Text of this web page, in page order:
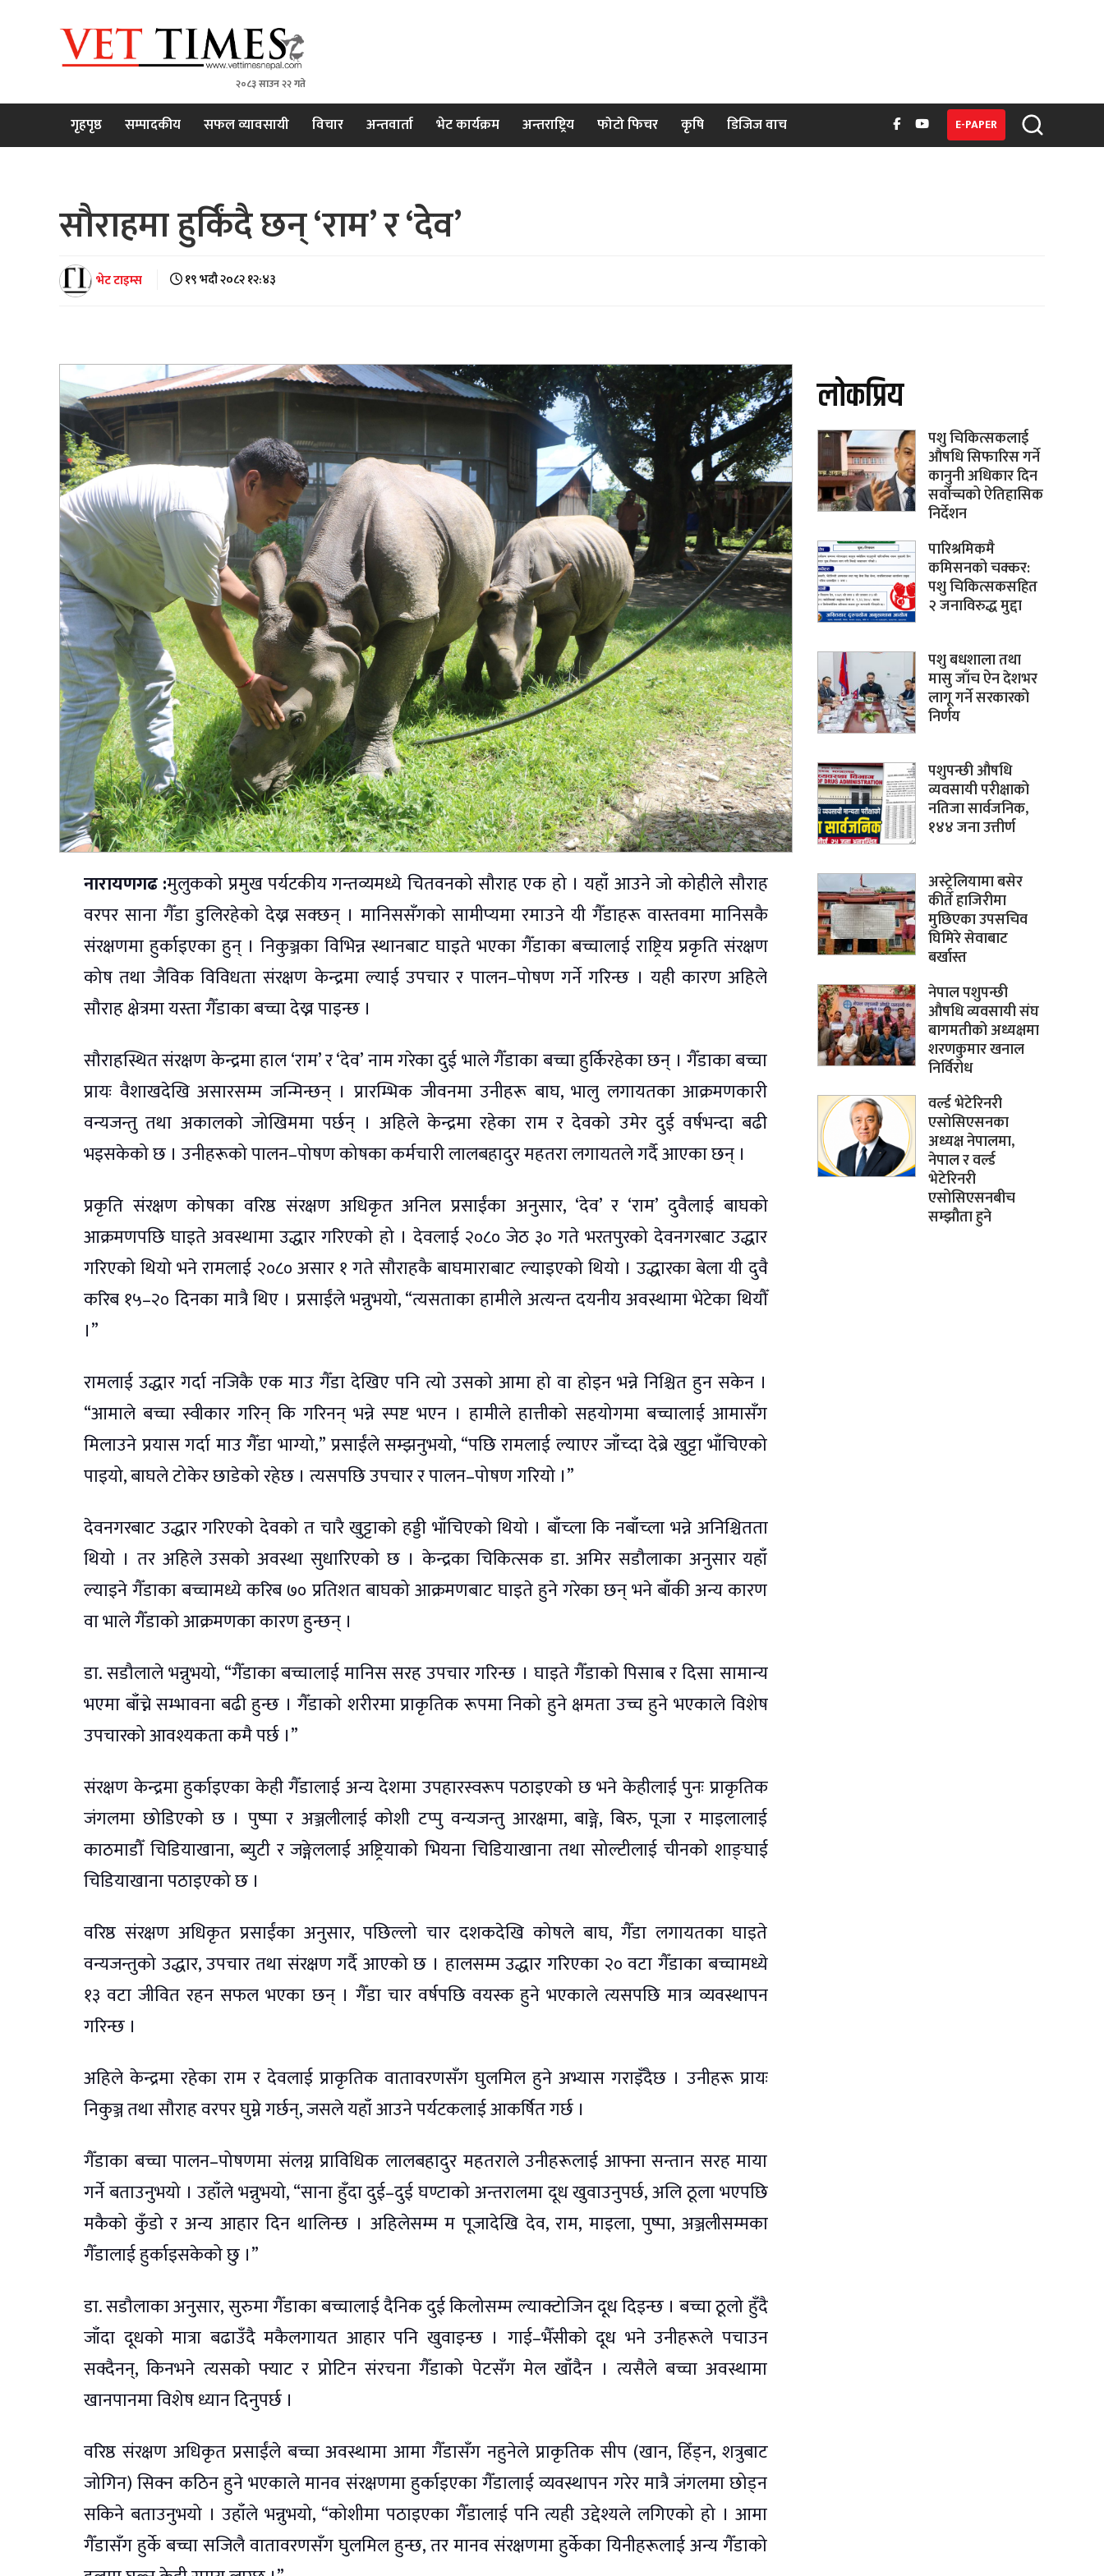
VET TIMES
Nepal's 1st Vet Magzine
२०८३ साउन २२ गते
गृहपृष्ठ सम्पादकीय सफल व्यावसायी विचार अन्तवार्ता भेट कार्यक्रम अन्तराष्ट्रिय फोटो फिचर कृषि डिजिज वाच E-PAPER
सौराहमा हुर्किंदै छन् ‘राम’ र ‘देव’
भेट टाइम्स १९ भदौ २०८२ १२:४३
नारायणगढ :मुलुकको प्रमुख पर्यटकीय गन्तव्यमध्ये चितवनको सौराह एक हो । यहाँ आउने जो कोहीले सौराह
वरपर साना गैँडा डुलिरहेको देख्न सक्छन् । मानिससँगको सामीप्यमा रमाउने यी गैँडाहरू वास्तवमा मानिसकै
संरक्षणमा हुर्काइएका हुन् । निकुञ्जका विभिन्न स्थानबाट घाइते भएका गैँडाका बच्चालाई राष्ट्रिय प्रकृति संरक्षण
कोष तथा जैविक विविधता संरक्षण केन्द्रमा ल्याई उपचार र पालन–पोषण गर्ने गरिन्छ । यही कारण अहिले
सौराह क्षेत्रमा यस्ता गैँडाका बच्चा देख्न पाइन्छ ।
सौराहस्थित संरक्षण केन्द्रमा हाल ‘राम’ र ‘देव’ नाम गरेका दुई भाले गैँडाका बच्चा हुर्किरहेका छन् । गैँडाका बच्चा
प्रायः वैशाखदेखि असारसम्म जन्मिन्छन् । प्रारम्भिक जीवनमा उनीहरू बाघ, भालु लगायतका आक्रमणकारी
वन्यजन्तु तथा अकालको जोखिममा पर्छन् । अहिले केन्द्रमा रहेका राम र देवको उमेर दुई वर्षभन्दा बढी
भइसकेको छ । उनीहरूको पालन–पोषण कोषका कर्मचारी लालबहादुर महतरा लगायतले गर्दै आएका छन् ।
प्रकृति संरक्षण कोषका वरिष्ठ संरक्षण अधिकृत अनिल प्रसाईंका अनुसार, ‘देव’ र ‘राम’ दुवैलाई बाघको
आक्रमणपछि घाइते अवस्थामा उद्धार गरिएको हो । देवलाई २०८० जेठ ३० गते भरतपुरको देवनगरबाट उद्धार
गरिएको थियो भने रामलाई २०८० असार १ गते सौराहकै बाघमाराबाट ल्याइएको थियो । उद्धारका बेला यी दुवै
करिब १५–२० दिनका मात्रै थिए । प्रसाईंले भन्नुभयो, “त्यसताका हामीले अत्यन्त दयनीय अवस्थामा भेटेका थियौँ
।”
रामलाई उद्धार गर्दा नजिकै एक माउ गैँडा देखिए पनि त्यो उसको आमा हो वा होइन भन्ने निश्चित हुन सकेन ।
“आमाले बच्चा स्वीकार गरिन् कि गरिनन् भन्ने स्पष्ट भएन । हामीले हात्तीको सहयोगमा बच्चालाई आमासँग
मिलाउने प्रयास गर्दा माउ गैँडा भाग्यो,” प्रसाईंले सम्झनुभयो, “पछि रामलाई ल्याएर जाँच्दा देब्रे खुट्टा भाँचिएको
पाइयो, बाघले टोकेर छाडेको रहेछ । त्यसपछि उपचार र पालन–पोषण गरियो ।”
देवनगरबाट उद्धार गरिएको देवको त चारै खुट्टाको हड्डी भाँचिएको थियो । बाँच्ला कि नबाँच्ला भन्ने अनिश्चितता
थियो । तर अहिले उसको अवस्था सुधारिएको छ । केन्द्रका चिकित्सक डा. अमिर सडौलाका अनुसार यहाँ
ल्याइने गैँडाका बच्चामध्ये करिब ७० प्रतिशत बाघको आक्रमणबाट घाइते हुने गरेका छन् भने बाँकी अन्य कारण
वा भाले गैँडाको आक्रमणका कारण हुन्छन् ।
डा. सडौलाले भन्नुभयो, “गैँडाका बच्चालाई मानिस सरह उपचार गरिन्छ । घाइते गैँडाको पिसाब र दिसा सामान्य
भएमा बाँच्ने सम्भावना बढी हुन्छ । गैँडाको शरीरमा प्राकृतिक रूपमा निको हुने क्षमता उच्च हुने भएकाले विशेष
उपचारको आवश्यकता कमै पर्छ ।”
संरक्षण केन्द्रमा हुर्काइएका केही गैँडालाई अन्य देशमा उपहारस्वरूप पठाइएको छ भने केहीलाई पुनः प्राकृतिक
जंगलमा छोडिएको छ । पुष्पा र अञ्जलीलाई कोशी टप्पु वन्यजन्तु आरक्षमा, बाङ्गे, बिरु, पूजा र माइलालाई
काठमाडौँ चिडियाखाना, ब्युटी र जङ्गेललाई अष्ट्रियाको भियना चिडियाखाना तथा सोल्टीलाई चीनको शाङ्घाई
चिडियाखाना पठाइएको छ ।
वरिष्ठ संरक्षण अधिकृत प्रसाईंका अनुसार, पछिल्लो चार दशकदेखि कोषले बाघ, गैँडा लगायतका घाइते
वन्यजन्तुको उद्धार, उपचार तथा संरक्षण गर्दै आएको छ । हालसम्म उद्धार गरिएका २० वटा गैँडाका बच्चामध्ये
१३ वटा जीवित रहन सफल भएका छन् । गैँडा चार वर्षपछि वयस्क हुने भएकाले त्यसपछि मात्र व्यवस्थापन
गरिन्छ ।
अहिले केन्द्रमा रहेका राम र देवलाई प्राकृतिक वातावरणसँग घुलमिल हुने अभ्यास गराइँदैछ । उनीहरू प्रायः
निकुञ्ज तथा सौराह वरपर घुम्ने गर्छन्, जसले यहाँ आउने पर्यटकलाई आकर्षित गर्छ ।
गैँडाका बच्चा पालन–पोषणमा संलग्न प्राविधिक लालबहादुर महतराले उनीहरूलाई आफ्ना सन्तान सरह माया
गर्ने बताउनुभयो । उहाँले भन्नुभयो, “साना हुँदा दुई–दुई घण्टाको अन्तरालमा दूध खुवाउनुपर्छ, अलि ठूला भएपछि
मकैको कुँडो र अन्य आहार दिन थालिन्छ । अहिलेसम्म म पूजादेखि देव, राम, माइला, पुष्पा, अञ्जलीसम्मका
गैँडालाई हुर्काइसकेको छु ।”
डा. सडौलाका अनुसार, सुरुमा गैँडाका बच्चालाई दैनिक दुई किलोसम्म ल्याक्टोजिन दूध दिइन्छ । बच्चा ठूलो हुँदै
जाँदा दूधको मात्रा बढाउँदै मकैलगायत आहार पनि खुवाइन्छ । गाई–भैँसीको दूध भने उनीहरूले पचाउन
सक्दैनन्, किनभने त्यसको फ्याट र प्रोटिन संरचना गैँडाको पेटसँग मेल खाँदैन । त्यसैले बच्चा अवस्थामा
खानपानमा विशेष ध्यान दिनुपर्छ ।
वरिष्ठ संरक्षण अधिकृत प्रसाईंले बच्चा अवस्थामा आमा गैँडासँग नहुनेले प्राकृतिक सीप (खान, हिँड्न, शत्रुबाट
जोगिन) सिक्न कठिन हुने भएकाले मानव संरक्षणमा हुर्काइएका गैँडालाई व्यवस्थापन गरेर मात्रै जंगलमा छोड्न
सकिने बताउनुभयो । उहाँले भन्नुभयो, “कोशीमा पठाइएका गैँडालाई पनि त्यही उद्देश्यले लगिएको हो । आमा
गैँडासँग हुर्के बच्चा सजिलै वातावरणसँग घुलमिल हुन्छ, तर मानव संरक्षणमा हुर्केका यिनीहरूलाई अन्य गैँडाको
लोकप्रिय
पशु चिकित्सकलाई
औषधि सिफारिस गर्ने
कानुनी अधिकार दिन
सर्वोच्चको ऐतिहासिक
निर्देशन
पारिश्रमिकमै
कमिसनको चक्कर:
पशु चिकित्सकसहित
२ जनाविरुद्ध मुद्दा
पशु बधशाला तथा
मासु जाँच ऐन देशभर
लागू गर्ने सरकारको
निर्णय
पशुपन्छी औषधि
व्यवसायी परीक्षाको
नतिजा सार्वजनिक,
१४४ जना उत्तीर्ण
अस्ट्रेलियामा बसेर
कीर्ते हाजिरीमा
मुछिएका उपसचिव
घिमिरे सेवाबाट
बर्खास्त
नेपाल पशुपन्छी
औषधि व्यवसायी संघ
बागमतीको अध्यक्षमा
शरणकुमार खनाल
निर्विरोध
वर्ल्ड भेटेरिनरी
एसोसिएसनका
अध्यक्ष नेपालमा,
नेपाल र वर्ल्ड
भेटेरिनरी
एसोसिएसनबीच
सम्झौता हुने